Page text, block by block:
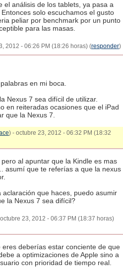
el análisis de los tablets, ya pasa a
solo escuchamos el gusto
peliar por benchmark por un punto
para las masas.
2012 - 06:26 PM (18:26 horas) (responder)
en mi boca.
Nexus 7 sea difícil de utilizar.
en reiteradas ocasiones que el iPad
que la Nexus 7.
) - octubre 23, 2012 - 06:32 PM (18:32
al apuntar que la Kindle es mas
asumí que te referías a que la nexus
aclaración que haces, puedo asumir
la Nexus 7 sea difícil?
octubre 23, 2012 - 06:37 PM (18:37 horas)
eres deberías estar conciente de que
a optimizaciones de Apple sino a
con prioridad de tiempo real.